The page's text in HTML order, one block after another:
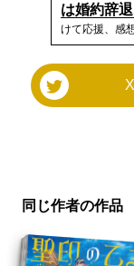
は婚約辞
けて応援、感
同じ作者の作品